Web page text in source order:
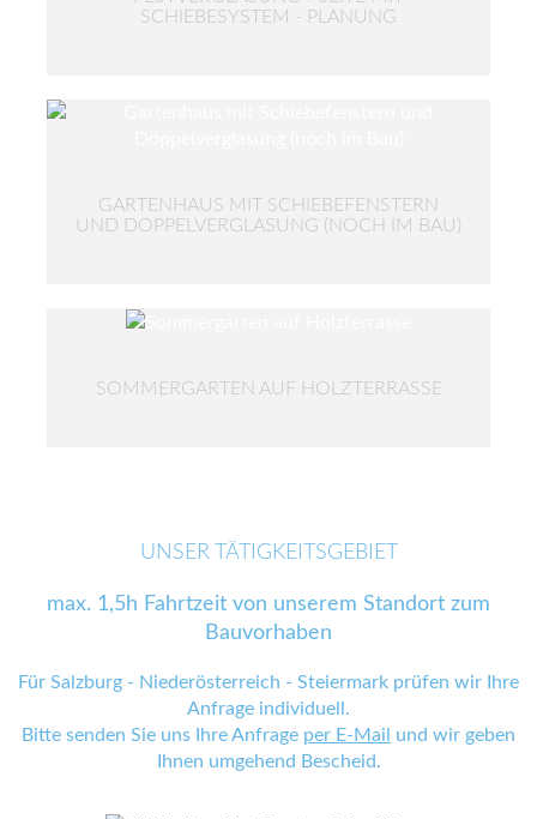
SCHIEBESYSTEM - PLANUNG
GARTENHAUS MIT SCHIEBEFENSTERN
UND DOPPELVERGLASUNG (NOCH IM BAU)
SOMMERGARTEN AUF HOLZTERRASSE
UNSER TÄTIGKEITSGEBIET
max. 1,5h Fahrtzeit von unserem Standort zum
Bauvorhaben
Für Salzburg - Niederösterreich - Steiermark prüfen wir Ihre
Anfrage individuell.
Bitte senden Sie uns Ihre Anfrage per E-Mail
und wir geben
Ihnen umgehend Bescheid.